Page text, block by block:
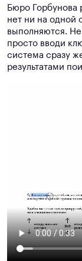
Бюро Горбунова
нет ни на одной
выполняются.
просто вводи
система сразу
результатами